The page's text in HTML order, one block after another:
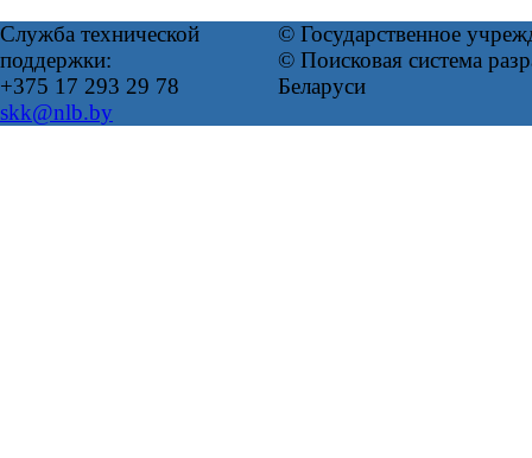
Служба технической
поддержки:
+375 17 293 29 78
skk@nlb.by
© Государственное
© Поисковая система
Беларуси